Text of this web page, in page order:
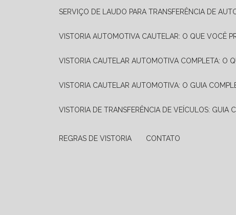
SERVIÇO DE LAUDO PARA TRANSFERÊNCIA DE
VISTORIA AUTOMOTIVA CAUTELAR: O QUE VOCÊ
VISTORIA CAUTELAR AUTOMOTIVA COMPLETA: O
VISTORIA CAUTELAR AUTOMOTIVA: O GUIA
VISTORIA DE TRANSFERÊNCIA DE VEÍCULOS: GUIA
REGRAS DE VISTORIA CONTATO